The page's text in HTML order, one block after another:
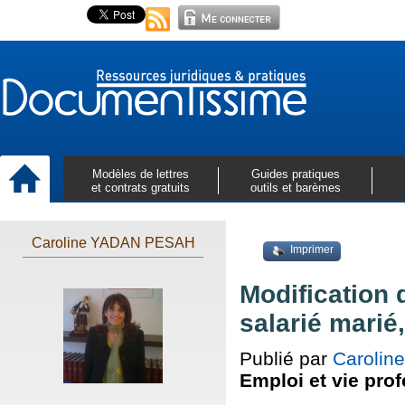
Modèles de lettres
et contrats gratuits
Guides pratiques
outils et barèmes
Caroline YADAN PESAH Imprimer
Modification
salarié
Publié par
Emploi et vie